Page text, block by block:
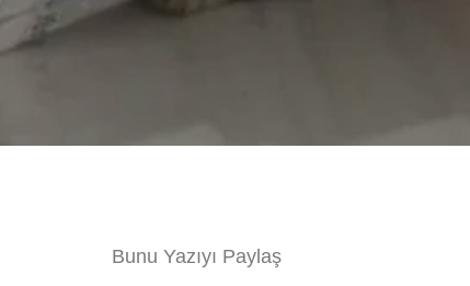
Bunu Yazıyı Paylaş